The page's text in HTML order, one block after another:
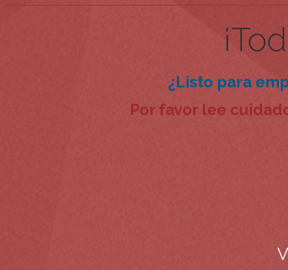
¿Listo para
Por favor lee